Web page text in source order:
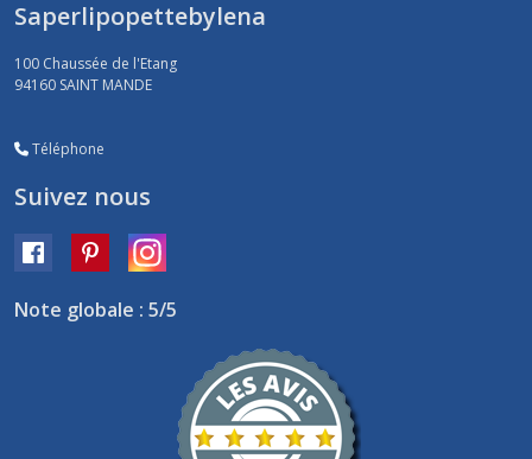
Saperlipopettebylena
100 Chaussée de l'Etang
94160 SAINT MANDE
Téléphone
Suivez nous
Note globale : 5/5